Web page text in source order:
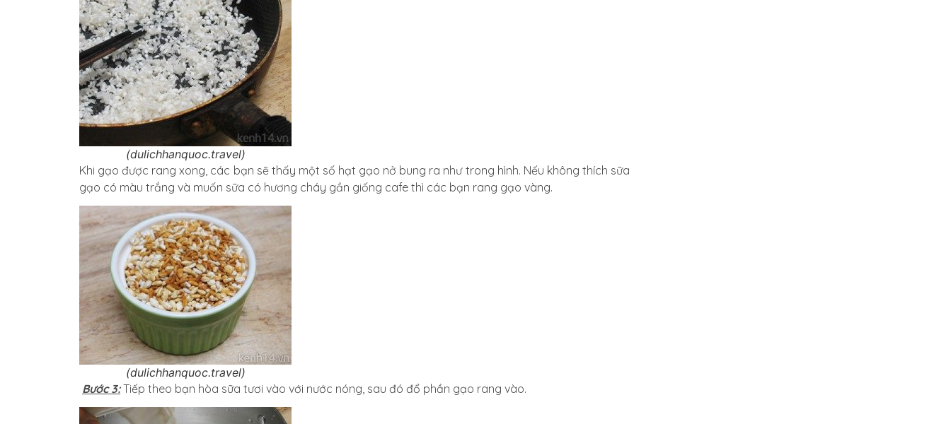
(dulichhanquoc.travel)
Khi gạo được rang xong, các bạn sẽ thấy một số hạt gạo nở bung ra như trong hình. Nếu không thích sữa
gạo có màu trắng và muốn sữa có hương cháy gần giống cafe thì các bạn rang gạo vàng.
(dulichhanquoc.travel)
Bước 3: Tiếp theo bạn hòa sữa tươi vào với nước nóng, sau đó đổ phần gạo rang vào.